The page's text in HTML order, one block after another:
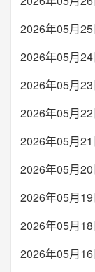
2026年05月25
2026年05月23
2026年05月21
2026年05月19
2026年05月18